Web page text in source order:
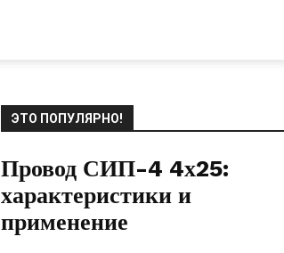
ЭТО ПОПУЛЯРНО!
Провод СИП-4 4х25:
характеристики и
применение
12.12.2020